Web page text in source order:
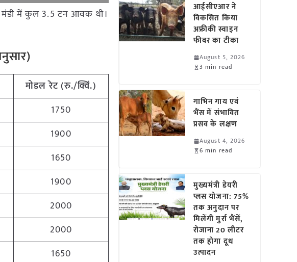
मंडी में कुल 3.5 टन आवक थी।
मोडल रेट(रु./क्विं.)
1750
1900
1650
1900
2000
2000
1650
आईसीएआर ने
विकसित किया
अफ्रीकी स्वाइन
फीवर का टीका
August 5, 2026
3 min read
गाभिन गाय एवं
भैंस में संभावित
प्रसव के लक्षण
August 4, 2026
6 min read
मुख्यमंत्री डेयरी
प्लस योजना: 75%
तक अनुदान पर
मिलेंगी मुर्रा भैंसें,
रोजाना 20 लीटर
तक होगा दूध
उत्पादन